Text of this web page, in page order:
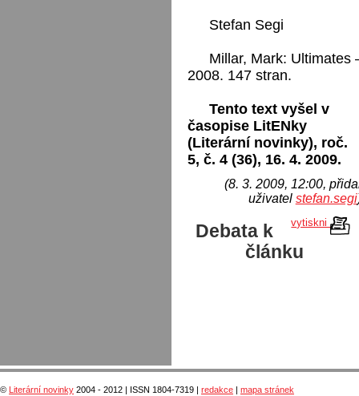
Stefan Segi
Millar, Mark: Ultimates
2008. 147 stran.
Tento text vyšel v
časopise LitENky
(Literární novinky), roč.
5, č. 4 (36), 16. 4. 2009.
(8. 3. 2009, 12:00,
uživatel stefan.segi
vytiskni
Debata k
článku
© Literární novinky 2004 - 2012 | ISSN 1804-7319 | redakce mapa stránek